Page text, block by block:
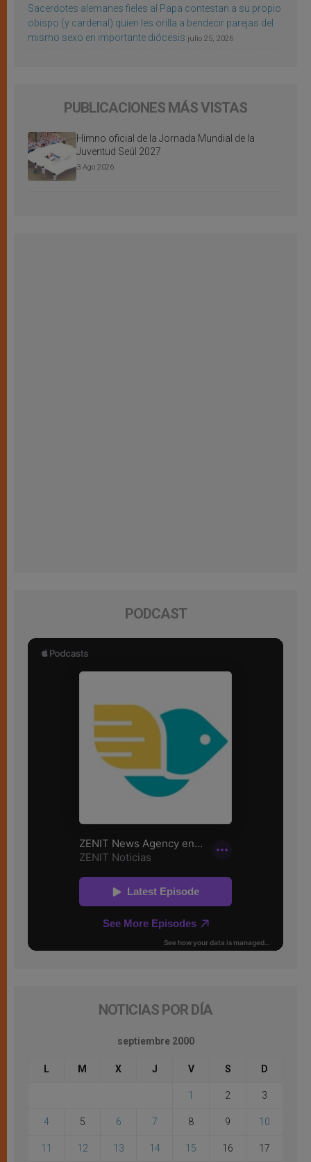
Sacerdotes alemanes fieles al Papa contestan a su propio
obispo (y cardenal) quien les orilla a bendecir parejas del
mismo sexo en importante diócesis julio 25, 2026
PUBLICACIONES MÁS VISTAS
Himno oficial de la Jornada Mundial de la
Juventud Seúl 2027
3 Ago 2026
PODCAST
NOTICIAS POR DÍA
septiembre 2000
L M X J V S D
1 2 3
4 5 6 7 8 9 10
11 12 13 14 15 16 17